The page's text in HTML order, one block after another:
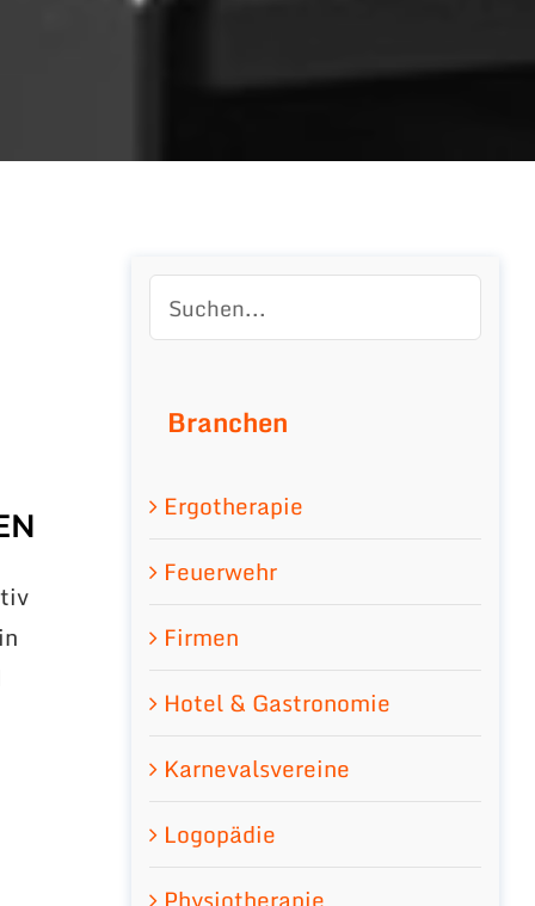
Branchen
Ergotherapie
Feuerwehr
Firmen
Hotel & Gastronomie
Karnevalsvereine
Logopädie